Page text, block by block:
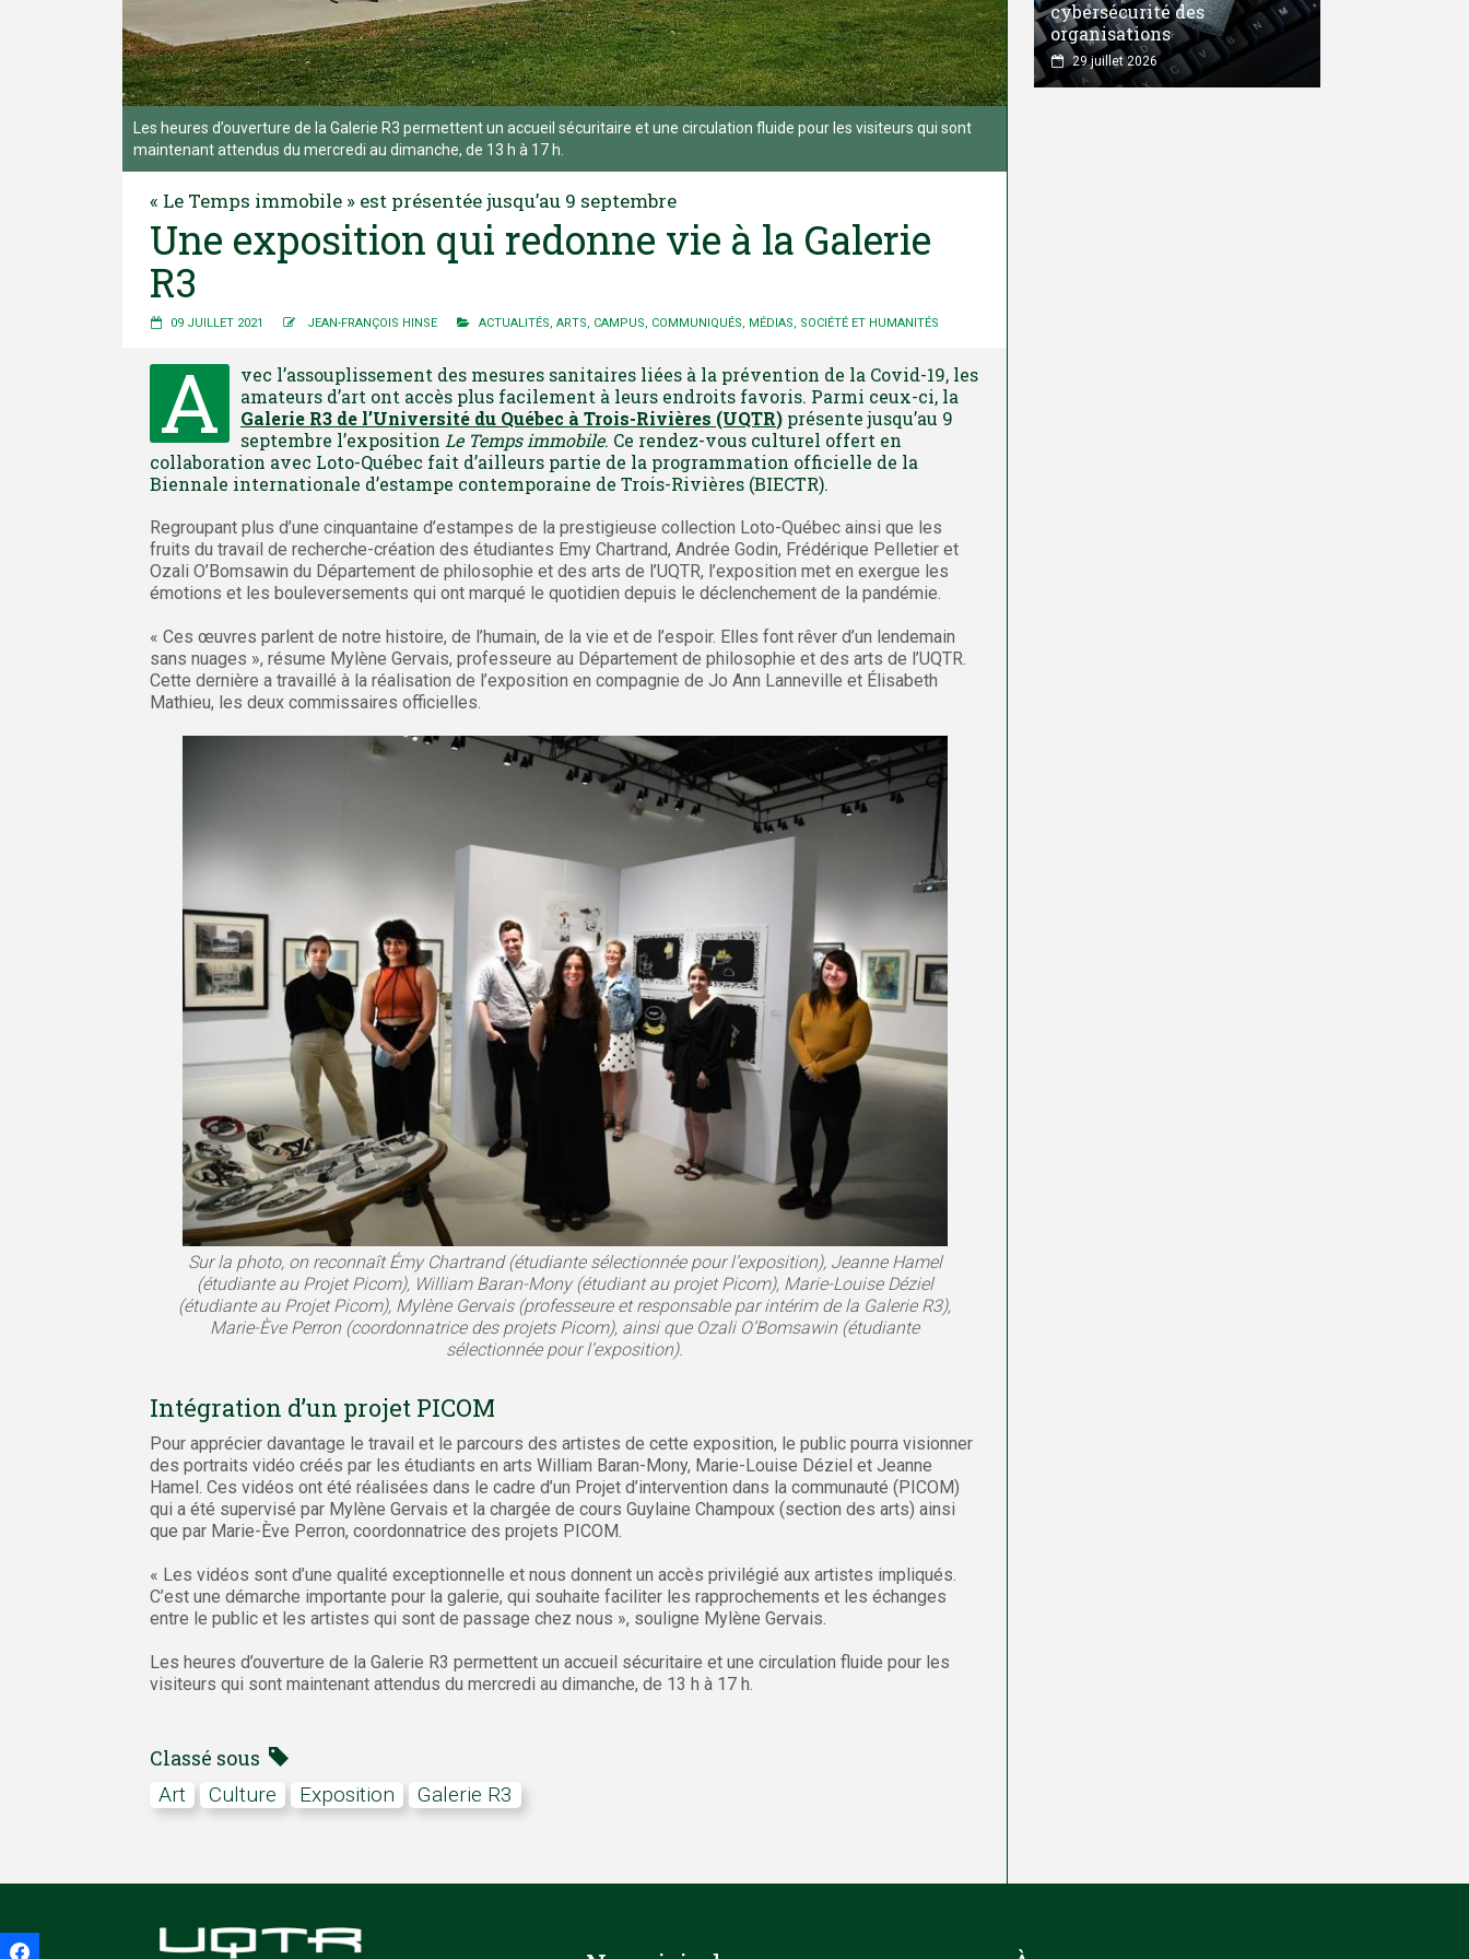
Les heures d’ouverture de la Galerie R3 permettent un accueil sécuritaire et une circulation fluide pour les visiteurs qui sont
maintenant attendus du mercredi au dimanche, de 13 h à 17 h.
« Le Temps immobile » est présentée jusqu’au 9 septembre
Une exposition qui redonne vie à la Galerie
R3
09 JUILLET 2021 JEAN-FRANÇOIS HINSE ACTUALITÉS, ARTS, CAMPUS, COMMUNIQUÉS, MÉDIAS, SOCIÉTÉ ET HUMANITÉS
A
vec l’assouplissement des mesures sanitaires liées à la prévention de la Covid-19, les
amateurs d’art ont accès plus facilement à leurs endroits favoris. Parmi ceux-ci, la
Galerie R3 de l’Université du Québec à Trois-Rivières (UQTR) présente jusqu’au 9
septembre l’exposition Le Temps immobile. Ce rendez-vous culturel offert en
collaboration avec Loto-Québec fait d’ailleurs partie de la programmation officielle de la
Biennale internationale d’estampe contemporaine de Trois-Rivières (BIECTR).
Regroupant plus d’une cinquantaine d’estampes de la prestigieuse collection Loto-Québec ainsi que les
fruits du travail de recherche-création des étudiantes Emy Chartrand, Andrée Godin, Frédérique Pelletier et
Ozali O’Bomsawin du Département de philosophie et des arts de l’UQTR, l’exposition met en exergue les
émotions et les bouleversements qui ont marqué le quotidien depuis le déclenchement de la pandémie.
« Ces œuvres parlent de notre histoire, de l’humain, de la vie et de l’espoir. Elles font rêver d’un lendemain
sans nuages », résume Mylène Gervais, professeure au Département de philosophie et des arts de l’UQTR.
Cette dernière a travaillé à la réalisation de l’exposition en compagnie de Jo Ann Lanneville et Élisabeth
Mathieu, les deux commissaires officielles.
Sur la photo, on reconnaît Émy Chartrand (étudiante sélectionnée pour l’exposition), Jeanne Hamel
(étudiante au Projet Picom), William Baran-Mony (étudiant au projet Picom), Marie-Louise Déziel
(étudiante au Projet Picom), Mylène Gervais (professeure et responsable par intérim de la Galerie R3),
Marie-Ève Perron (coordonnatrice des projets Picom), ainsi que Ozali O’Bomsawin (étudiante
sélectionnée pour l’exposition).
Intégration d’un projet PICOM
Pour apprécier davantage le travail et le parcours des artistes de cette exposition, le public pourra visionner
des portraits vidéo créés par les étudiants en arts William Baran-Mony, Marie-Louise Déziel et Jeanne
Hamel. Ces vidéos ont été réalisées dans le cadre d’un Projet d’intervention dans la communauté (PICOM)
qui a été supervisé par Mylène Gervais et la chargée de cours Guylaine Champoux (section des arts) ainsi
que par Marie-Ève Perron, coordonnatrice des projets PICOM.
« Les vidéos sont d’une qualité exceptionnelle et nous donnent un accès privilégié aux artistes impliqués.
C’est une démarche importante pour la galerie, qui souhaite faciliter les rapprochements et les échanges
entre le public et les artistes qui sont de passage chez nous », souligne Mylène Gervais.
Les heures d’ouverture de la Galerie R3 permettent un accueil sécuritaire et une circulation fluide pour les
visiteurs qui sont maintenant attendus du mercredi au dimanche, de 13 h à 17 h.
Classé sous
art Culture exposition galerie R3
cybersécurité des
organisations
29 juillet 2026